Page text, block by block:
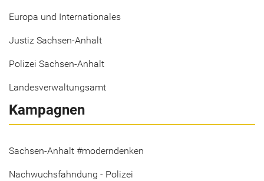
Europa und Internationales
Justiz Sachsen-Anhalt
Polizei Sachsen-Anhalt
Landesverwaltungsamt
Kampagnen
Sachsen-Anhalt #moderndenken
Nachwuchsfahndung - Polizei